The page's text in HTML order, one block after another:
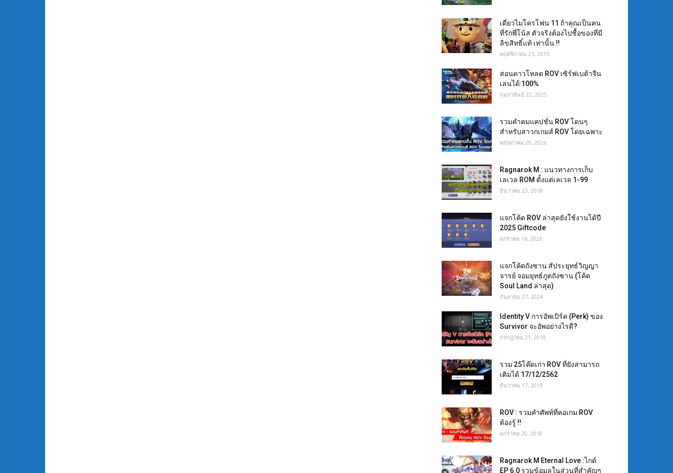
เดี่ยวไมโครโฟน 11 ถ้าคุณเป็นคน
ที่รักพี่โน้ส ตัวจริงต้องไปชื้อของที่มี
ลิขสิทธิ์แท้ เท่านั้น !!
พฤศจิกายน 25, 2015
สอนดาวโหลด ROV เซิร์ฟเบต้าจีน
เล่นได้ 100%
กุมภาพันธ์ 22, 2025
รวมคำคมแคปชั่น ROV โดนๆ
สำหรับสาวกเกมส์ ROV โดยเฉพาะ
พฤษภาคม 29, 2026
Ragnarok M : แนวทางการเก็บ
เลเวล ROM ตั้งแต่เลเวล 1-99
ธันวาคม 23, 2018
แจกโค้ด ROV ล่าสุดยังใช้งานได้ปี
2025 Giftcode
มกราคม 16, 2026
แจกโค้ดถังซาน สัประยุทธ์วิญญา
จารย์ จอมยุทธ์ภูตถังซาน (โค้ด
Soul Land ล่าสุด)
กันยายน 27, 2024
Identity V การอัพเปิร์ค (Perk) ของ
Survivor จะอัพอย่างไรดี?
กรกฎาคม 21, 2018
รวม 25โค๊ดเก่า ROV ที่ยังสามารถ
เติมได้ 17/12/2562
ธันวาคม 17, 2019
ROV : รวมคำศัพท์ที่คอเกม ROV
ต้องรู้ !!
มกราคม 20, 2018
Ragnarok M Eternal Love :ไกด์
EP 6.0 รวมข้อมูลในส่วนที่สำคัญๆ